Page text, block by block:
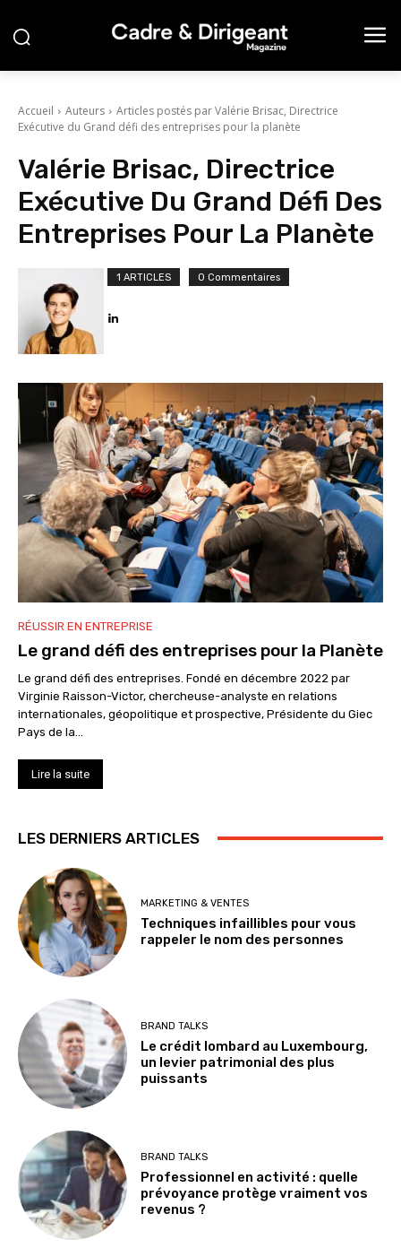
Accueil Auteurs
Articles postés par Valérie Brisac, Directrice
Exécutive du Grand défi des entreprises pour la planète
Valérie Brisac, Directrice
Exécutive Du Grand Défi Des
Entreprises Pour La Planète
1 ARTICLES 0 Commentaires
RÉUSSIR EN ENTREPRISE
Le grand défi des entreprises pour la Planète
Le grand défi des entreprises. Fondé en décembre 2022 par
Virginie Raisson-Victor, chercheuse-analyste en relations
internationales, géopolitique et prospective, Présidente du Giec
Pays de la...
Lire la suite
LES DERNIERS ARTICLES
MARKETING & VENTES
Techniques infaillibles pour vous
rappeler le nom des personnes
BRAND TALKS
Le crédit lombard au Luxembourg,
un levier patrimonial des plus
puissants
BRAND TALKS
Professionnel en activité : quelle
prévoyance protège vraiment vos
revenus ?